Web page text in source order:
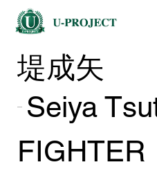
堤成矢
Seiya
FIGHTER